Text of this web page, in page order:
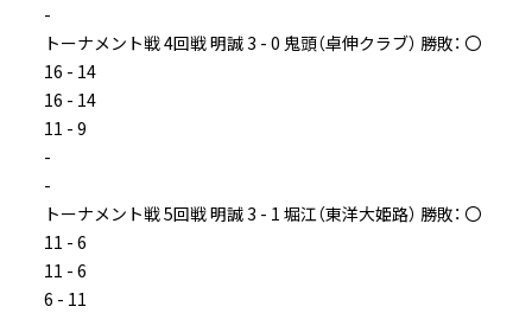
-
トーナメント戦 4回戦 明誠 3 - 0 鬼頭（卓伸クラブ） 勝敗： 〇
16 - 14
16 - 14
11 - 9
-
-
トーナメント戦 5回戦 明誠 3 - 1 堀江（東洋大姫路） 勝敗： 〇
11 - 6
11 - 6
6 - 11